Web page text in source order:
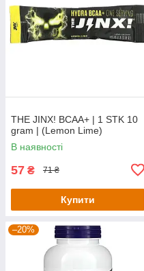
THE JINX! BCAA+ | 1 STK 10
gram | (Lemon Lime)
В наявності
57 ₴ 71 ₴
Купити
–20%